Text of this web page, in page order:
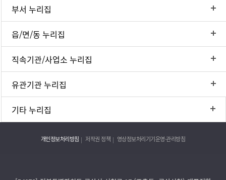
부서 누리집
읍/면/동 누리집
직속기관/사업소 누리집
유관기관 누리집
기타 누리집
개인정보처리방침 저작권 정책 영상정보처리기기운영·관리방침